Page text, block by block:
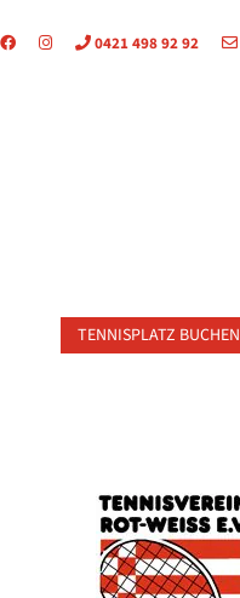
0421 498 92 92
TENNISPLATZ BUCHEN